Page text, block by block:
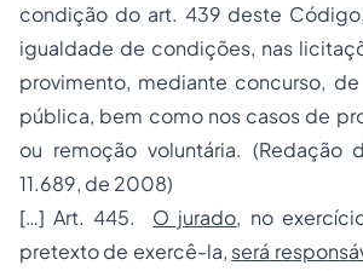
condição do art. 439 deste
igualdade de condições, nas
provimento, mediante concurso,
pública, bem como nos casos de
ou remoção voluntária. (Redação
11.689, de 2008)
[…] Art. 445. O jurado, no
pretexto de exercê-la, será